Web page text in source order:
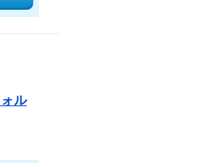
ル